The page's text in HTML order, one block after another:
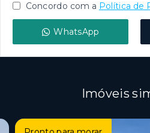
Concordo com a Política de
WhatsApp
Imóveis